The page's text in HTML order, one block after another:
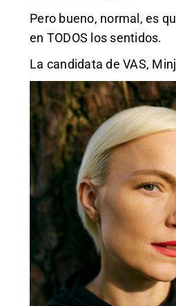
Pero bueno, normal, es
en TODOS los sentidos.
La candidata de VAS,